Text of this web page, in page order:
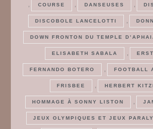
, COURSE , DANSEUSES ,
DISCOBOLE LANCELOTTI ,
DOWN FRONTON DU TEMPLE
ELISABETH SABALA ,
FERNANDO BOTERO , FOOTBALL
FRISBEE , HERBERT
HOMMAGE À SONNY LISTON ,
JEUX OLYMPIQUES ET JEUX